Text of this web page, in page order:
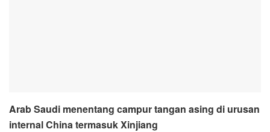
Arab Saudi menentang campur tangan asing di urusan
internal China termasuk Xinjiang